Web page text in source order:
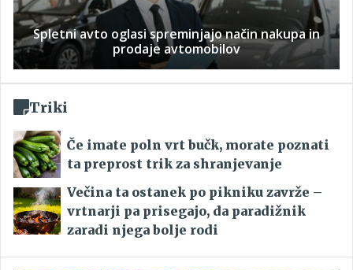
Spletni avto oglasi spreminjajo način nakupa in
prodaje avtomobilov
Triki
Če imate poln vrt bučk, morate poznati
ta preprost trik za shranjevanje
Večina ta ostanek po pikniku zavrže –
vrtnarji pa prisegajo, da paradižnik
zaradi njega bolje rodi